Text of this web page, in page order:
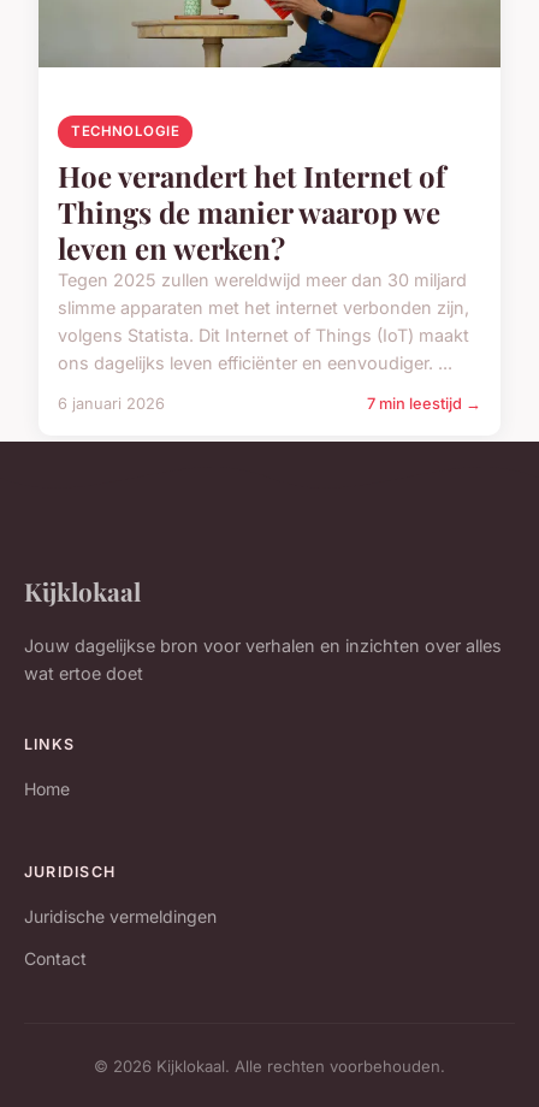
TECHNOLOGIE
Hoe verandert het Internet of
Things de manier waarop we
leven en werken?
Tegen 2025 zullen wereldwijd meer dan 30 miljard
slimme apparaten met het internet verbonden zijn,
volgens Statista. Dit Internet of Things (IoT) maakt
ons dagelijks leven efficiënter en eenvoudiger. ...
6 januari 2026 7 min leestijd →
Kijklokaal
Jouw dagelijkse bron voor verhalen en inzichten over alles
wat ertoe doet
LINKS
Home
JURIDISCH
Juridische vermeldingen
Contact
© 2026 Kijklokaal. Alle rechten voorbehouden.